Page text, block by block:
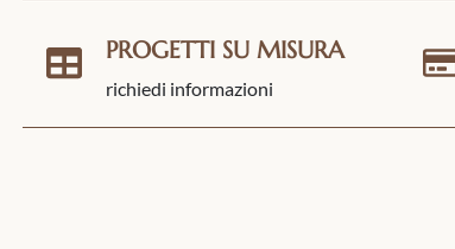
PROGETTI SU MISURA
richiedi informazioni